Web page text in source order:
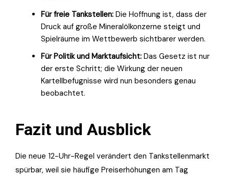
Für freie Tankstellen: Die Hoffnung ist, dass der
Druck auf große Mineralölkonzerne steigt und
Spielräume im Wettbewerb sichtbarer werden.
Für Politik und Marktaufsicht: Das Gesetz ist nur
der erste Schritt; die Wirkung der neuen
Kartellbefugnisse wird nun besonders genau
beobachtet.
Fazit und Ausblick
Die neue 12-Uhr-Regel verändert den Tankstellenmarkt
spürbar, weil sie häufige Preiserhöhungen am Tag